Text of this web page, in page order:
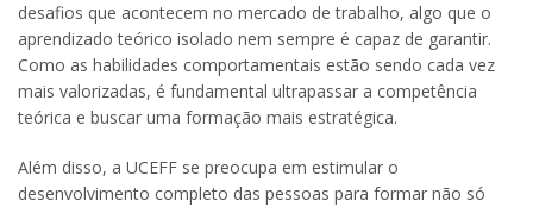
desafios que acontecem no mercado de trabalho, algo que o
aprendizado teórico isolado nem sempre é capaz de garantir.
Como as habilidades comportamentais estão sendo cada vez
mais valorizadas, é fundamental ultrapassar a competência
teórica e buscar uma formação mais estratégica.
Além disso, a UCEFF se preocupa em estimular o
desenvolvimento completo das pessoas para formar não só